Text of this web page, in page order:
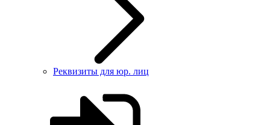
Реквизиты для юр. лиц